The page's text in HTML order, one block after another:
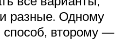
разные. Одному
способ, второму —